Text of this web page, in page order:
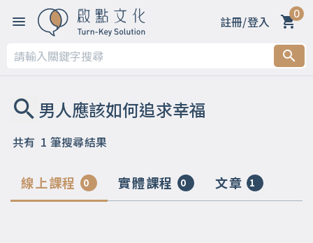
註冊/登入 0
共有 1 筆搜尋結果
線上課程 0 實體課程 0 文章 1